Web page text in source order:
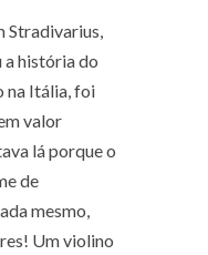
Stradivarius,
a história do
na Itália, foi
valor
lá porque o
de
mesmo,
Um violino